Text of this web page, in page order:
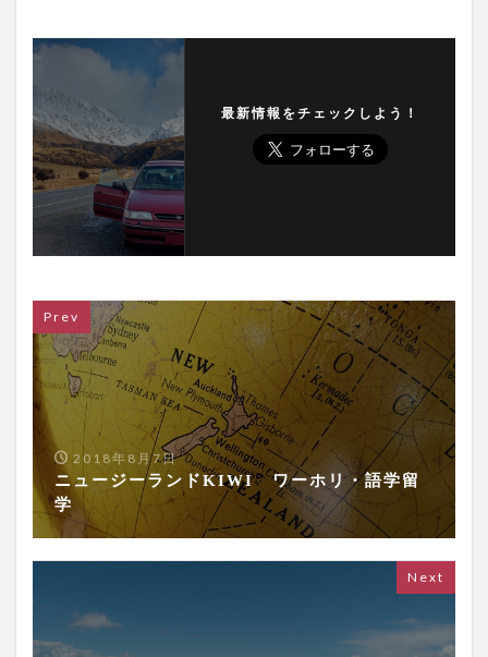
最新情報をチェックしよう！
Prev
2018年8月7日
ニュージーランドKIWI ワーホリ・語学留
学
Next